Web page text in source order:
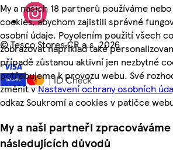
My a našich 18 partnerů používáme
cookies, abychom zajistili správné
osobní údaje. Povolením použití všech
zobrazovat například také
případě zůstanou aktivní jen nezbytné
potřebujeme k provozu webu. Své
změnit vNastavení ochrany osobních
odkaz Soukromí a cookies v patičce
My a naši partneři
následujících důvodů
©Tesco Stores ČR a.s. 2026